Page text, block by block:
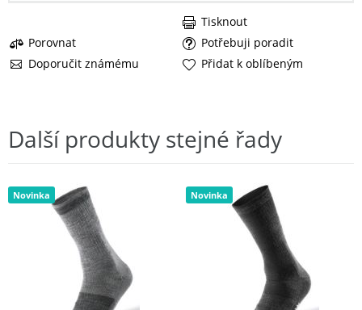
Porovnat
Potřebuji poradit
Doporučit známému
Tisknout
Přidat k oblíbeným
Další produkty stejné řady
Novinka Novinka